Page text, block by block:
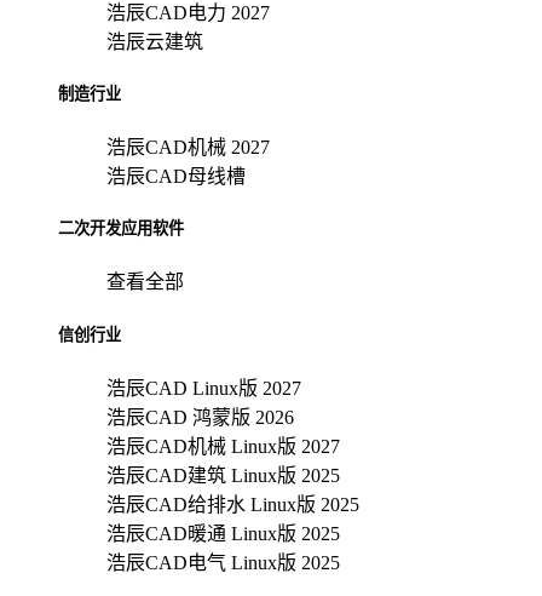
浩辰CAD电力 2027
浩辰云建筑
制造行业
浩辰CAD机械 2027
浩辰CAD母线槽
二次开发应用软件
查看全部
信创行业
浩辰CAD Linux版 2027
浩辰CAD 鸿蒙版 2026
浩辰CAD机械 Linux版 2027
浩辰CAD建筑 Linux版 2025
浩辰CAD给排水 Linux版 2025
浩辰CAD暖通 Linux版 2025
浩辰CAD电气 Linux版 2025